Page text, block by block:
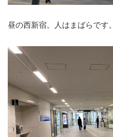
昼の西新宿。人はまばらです。